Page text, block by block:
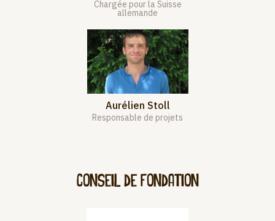
Chargée pour la Suisse
allemande
Aurélien Stoll
Responsable de projets
Conseil de fondation